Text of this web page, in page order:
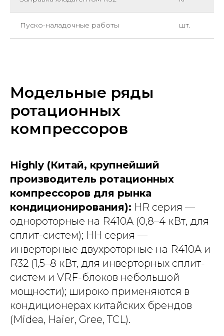
Пуско-наладочные работы шт.
Модельные ряды
ротационных
компрессоров
Highly (Китай, крупнейший
производитель ротационных
компрессоров для рынка
кондиционирования): HR серия —
однороторные на R410A (0,8–4 кВт, для
сплит-систем); HH серия —
инверторные двухроторные на R410A и
R32 (1,5–8 кВт, для инверторных сплит-
систем и VRF-блоков небольшой
мощности); широко применяются в
кондиционерах китайских брендов
(Midea, Haier, Gree, TCL).